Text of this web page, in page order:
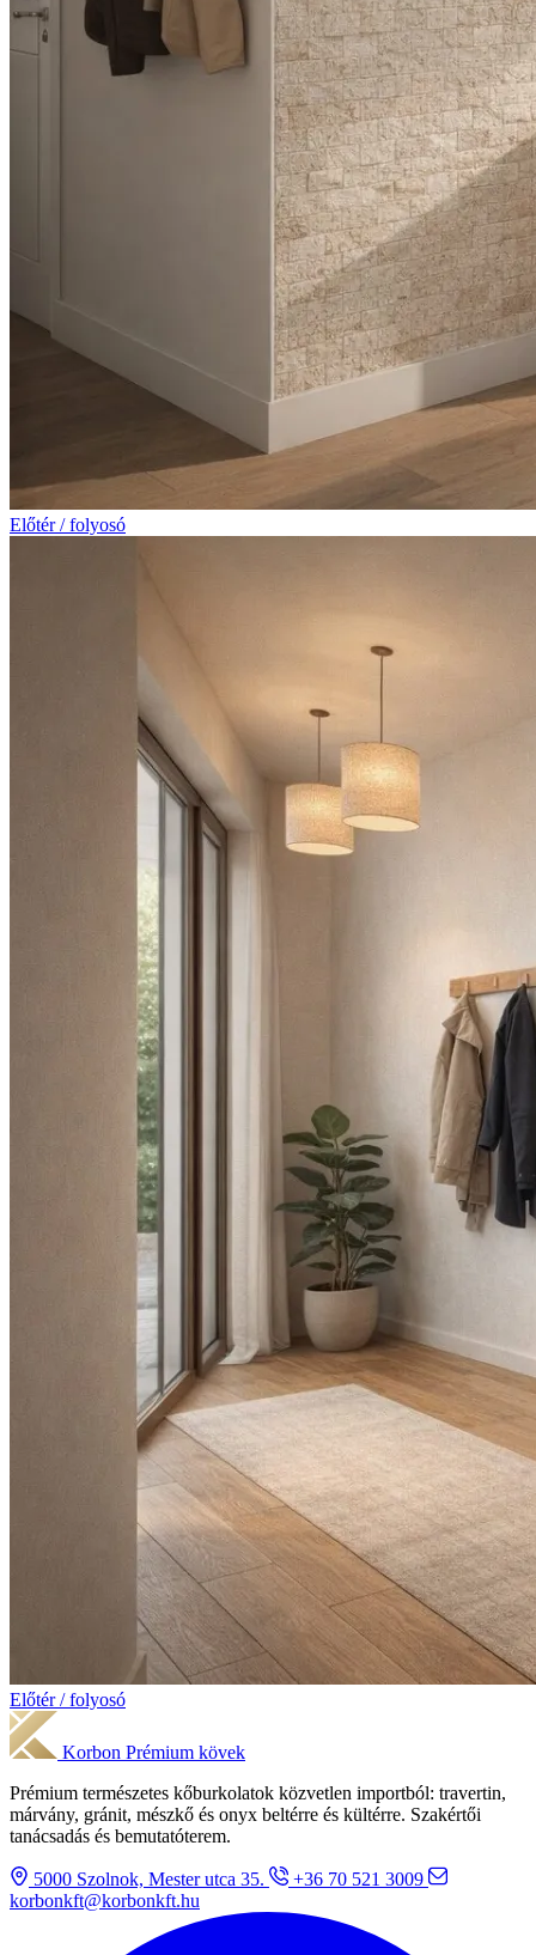
Előtér / folyosó
Előtér / folyosó
Korbon Prémium kövek
Prémium természetes kőburkolatok közvetlen importból: travertin,
márvány, gránit, mészkő és onyx beltérre és kültérre. Szakértői
tanácsadás és bemutatóterem.
5000 Szolnok, Mester utca 35.
+36 70 521 3009
korbonkft@korbonkft.hu